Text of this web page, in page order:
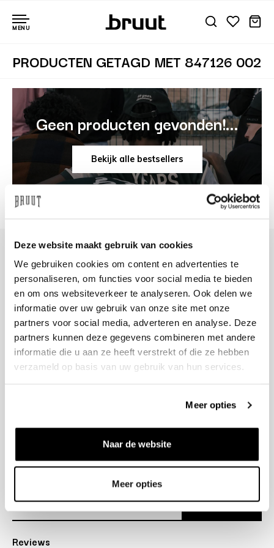
Deze website maakt gebruik van cookies
We gebruiken cookies om content en advertenties te
personaliseren, om functies voor social media te bieden
en om ons websiteverkeer te analyseren. Ook delen we
informatie over uw gebruik van onze site met onze
partners voor social media, adverteren en analyse. Deze
partners kunnen deze gegevens combineren met andere
informatie die u aan ze heeft verstrekt of die ze hebben
verzameld op basis van uw gebruik van hun services.
Meer opties
Naar de website
Meer opties
MENU
PRODUCTEN GETAGD MET 847126 002
Geen producten gevonden!...
Bekijk alle bestsellers
+31 23 205 2006
info@bruut.nl
Contact Formulier
Open tot 18:00
OPENINGSTIJDEN
Over ons
Reviews